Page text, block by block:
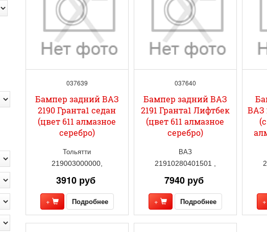
037639
Бампер задний ВАЗ
2190 Гранта1 седан
(цвет 611 алмазное
серебро)
Тольятти
219003000000,
3910 руб
+ Подробнее
037640
Бампер задний ВАЗ
2191 Гранта1 Лифтбек
(цвет 611 алмазное
серебро)
ВАЗ
21910280401501 ,
7940 руб
+ Подробнее
ВАЗ
+